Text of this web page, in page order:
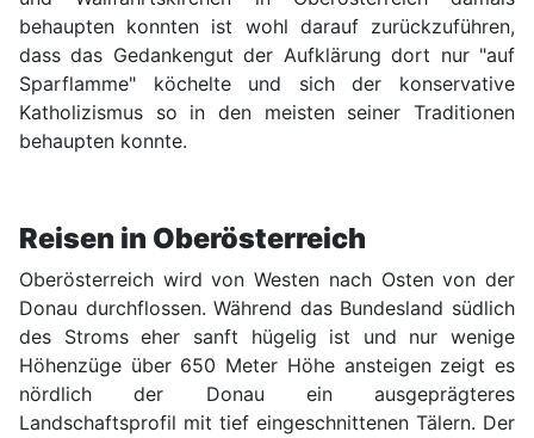
behaupten konnten ist wohl darauf zurückzuführen,
dass das Gedankengut der Aufklärung dort nur "auf
Sparflamme" köchelte und sich der konservative
Katholizismus so in den meisten seiner Traditionen
behaupten konnte.
Reisen in Oberösterreich
Oberösterreich wird von Westen nach Osten von der
Donau durchflossen. Während das Bundesland südlich
des Stroms eher sanft hügelig ist und nur wenige
Höhenzüge über 650 Meter Höhe ansteigen zeigt es
nördlich der Donau ein ausgeprägteres
Landschaftsprofil mit tief eingeschnittenen Tälern. Der